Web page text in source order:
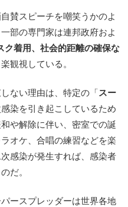
賛スピーチを嘲笑うかのよ
部の専門家は連邦政府およ
ク着用、社会的距離の確保な
観視している。
ない理由は、特定の「 スー
感染を引き起こしているため
や解除に伴い、密室での誕
オケ、合唱の練習などを楽
感染が発生すれば、感染者
だ。
ースプレッダーは世界各地